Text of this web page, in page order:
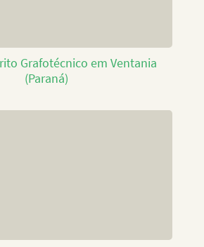
Grafotécnico em Ventania
(Paraná)